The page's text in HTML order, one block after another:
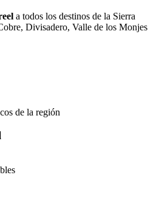
a todos los destinos de la Sierra
Divisadero, Valle de los Monjes
de la región